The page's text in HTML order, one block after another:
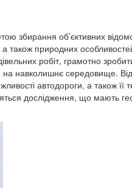
збирання об’єктивних
також природних
робіт, грамотно
навколишнє середовище. Від
автодороги, а також
дослідження, що мають